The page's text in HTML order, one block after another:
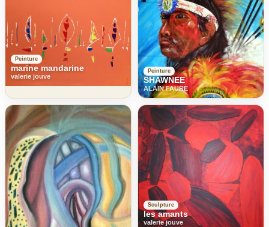
Peinture
marine mandarine
valerie jouve
Peinture
SHAWNEE
ALAIN FAURE
Sculpture
les amants
valerie jouve